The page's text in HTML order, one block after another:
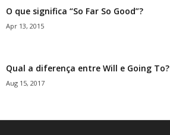
O que significa “So Far So Good”?
Apr 13, 2015
Qual a diferença entre Will e Going To?
Aug 15, 2017